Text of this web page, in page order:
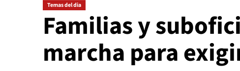
Temas del dia
Familias y
marcha para